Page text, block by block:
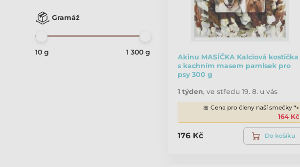
Gramáž
10 g 1 300 g
Akinu MASÍČKA Kalciová kostička
s kachním masem pamlsek pro
psy 300 g
1 týden, ve středu 19. 8. u vás
🎀 Cena pro členy naší smečky 🐾
164 Kč
176 Kč Do košíku